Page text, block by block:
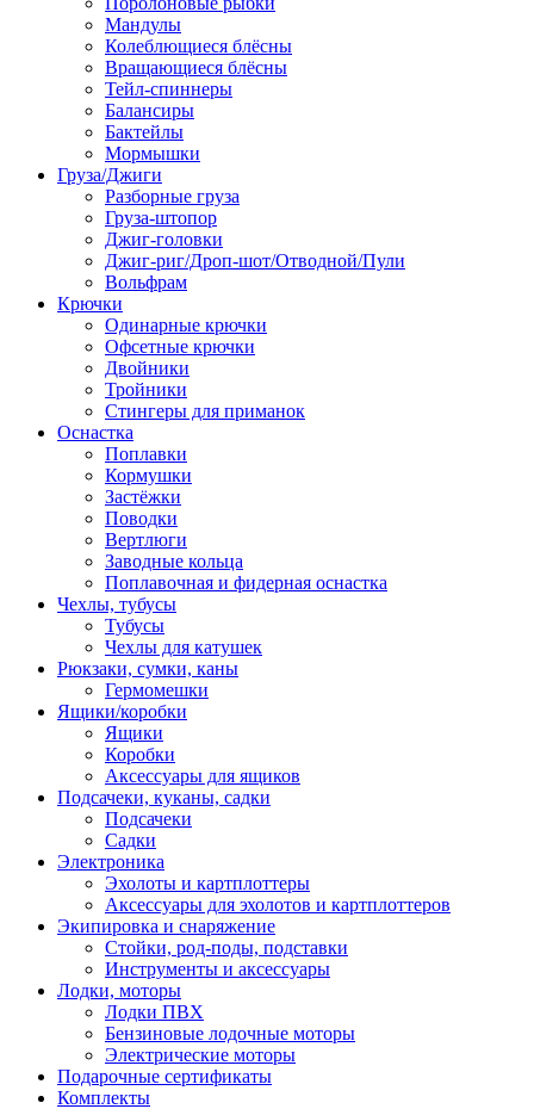
Мандулы
Колеблющиеся блёсны
Вращающиеся блёсны
Тейл-спиннеры
Балансиры
Бактейлы
Мормышки
Груза/Джиги
Разборные груза
Груза-штопор
Джиг-головки
Джиг-риг/Дроп-шот/Отводной/Пули
Вольфрам
Крючки
Одинарные крючки
Офсетные крючки
Двойники
Тройники
Стингеры для приманок
Оснастка
Поплавки
Кормушки
Застёжки
Поводки
Вертлюги
Заводные кольца
Поплавочная и фидерная оснастка
Чехлы, тубусы
Тубусы
Чехлы для катушек
Рюкзаки, сумки, каны
Гермомешки
Ящики/коробки
Ящики
Коробки
Аксессуары для ящиков
Подсачеки, куканы, садки
Подсачеки
Садки
Электроника
Эхолоты и картплоттеры
Аксессуары для эхолотов и картплоттеров
Экипировка и снаряжение
Стойки, род-поды, подставки
Инструменты и аксессуары
Лодки, моторы
Лодки ПВХ
Бензиновые лодочные моторы
Электрические моторы
Подарочные сертификаты
Комплекты